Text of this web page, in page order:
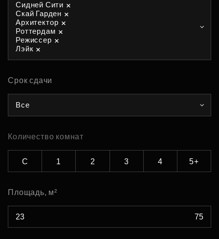
Сидней Сити
Скай Гарден
Архитектор
Роттердам
Режиссер
Лэйк
Срок сдачи
Все
Количество комнат
С 1 2 3 4 5+
Площадь, м²